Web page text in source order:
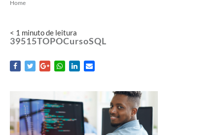
Home
< 1 minutode leitura
39515TOPOCursoSQL